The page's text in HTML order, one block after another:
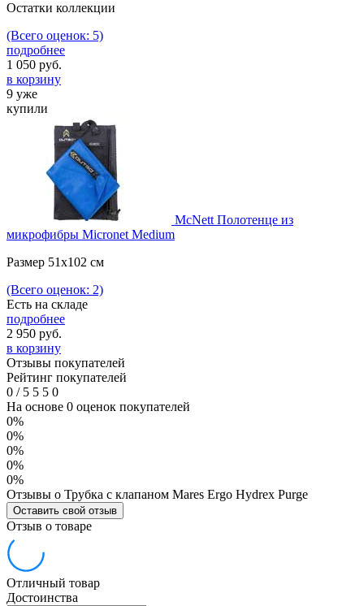
Остатки коллекции
(Всего оценок: 5)
подробнее
1 050 руб.
в корзину
9 уже
купили
McNett Полотенце из
микрофибры Micronet Medium
Размер 51х102 см
(Всего оценок: 2)
Есть на складе
подробнее
2 950 руб.
в корзину
Отзывы покупателей
Рейтинг покупателей
0 /5 5 5 0
На основе 0 оценок покупателей
0%
0%
0%
0%
0%
Отзывы о Трубка с клапаном Mares Ergo Hydrex Purge
Оставить свой отзыв
Отзыв о товаре
Отличный товар
Достоинства